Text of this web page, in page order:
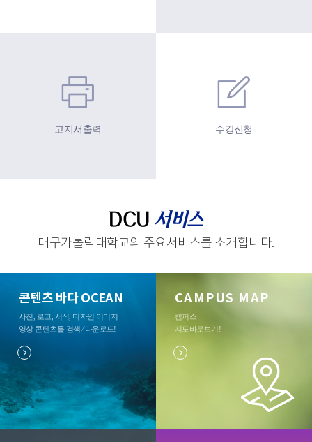
고지서출력 수강신청
DCU 서비스
대구가톨릭대학교의 주요서비스를 소개합니다.
콘텐츠 바다 OCEAN
사진, 로고, 서식, 디자인 이미지
영상 콘텐츠를 검색 ⁄ 다운로드!
CAMPUS MAP
캠퍼스
지도바로보기!